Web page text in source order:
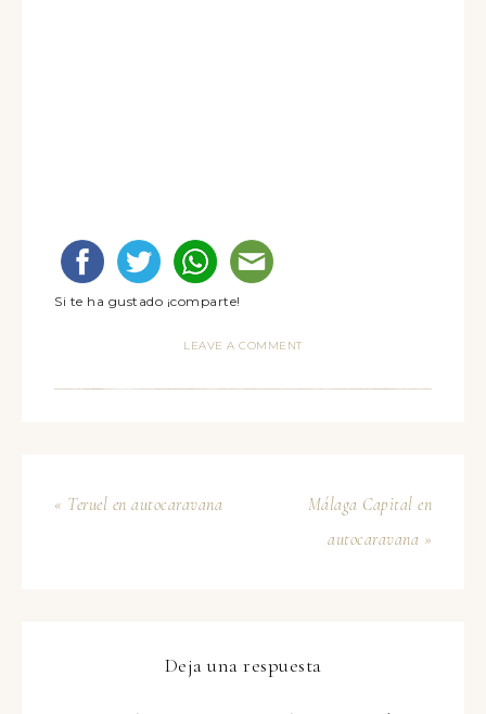
Si te ha gustado ¡comparte!
LEAVE A COMMENT
« Teruel en autocaravana
Málaga Capital en
autocaravana »
Deja una respuesta